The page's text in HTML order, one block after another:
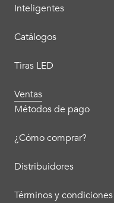
Inteligentes
Catálogos
Tiras LED
Ventas
Métodos de pago
¿Cómo comprar?
Distribuidores
Términos y condiciones